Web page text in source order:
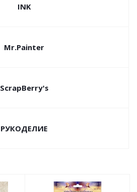
INK
Mr.Painter
ScrapBerry's
РУКОДЕЛИЕ